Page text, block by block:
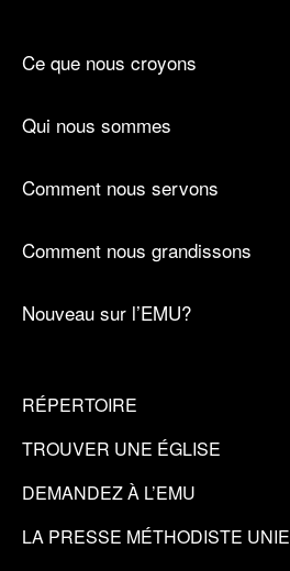
Ce que nous croyons
Qui nous sommes
Comment nous servons
Comment nous grandissons
Nouveau sur l’EMU?
RÉPERTOIRE
TROUVER UNE ÉGLISE
DEMANDEZ À L’EMU
LA PRESSE MÉTHODISTE UNIE